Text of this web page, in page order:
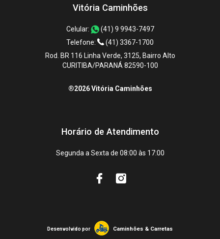
Vitória Caminhões
Celular:
(41) 9 9943-7497
Telefone:
(41) 3367-1700
Rod. BR 116 Linha Verde, 3125, Bairro Alto
CURITIBA/PARANÁ 82590-100
®2026 Vitória Caminhões
Horário de Atendimento
Segunda a Sexta de 08:00 às 17:00
Desenvolvido por Caminhões & Carretas